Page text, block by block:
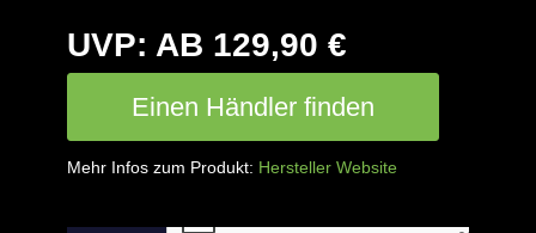
UVP: AB 129,90 €
Einen Händler finden
Mehr Infos zum Produkt: Hersteller Website